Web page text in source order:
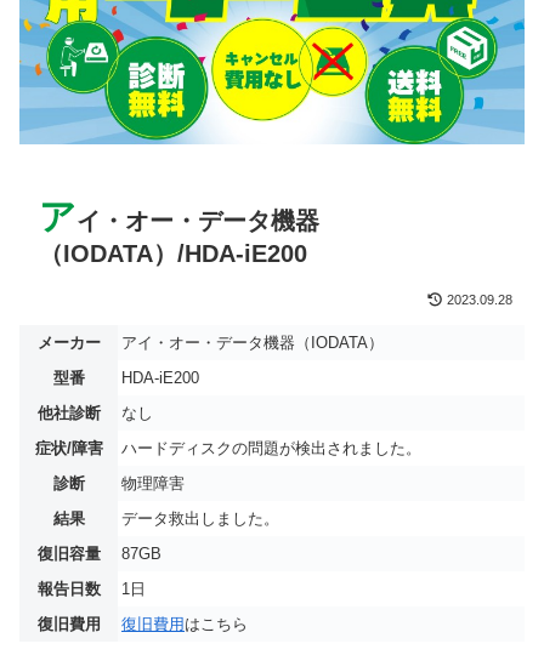
アイ・オー・データ機器
（IODATA）/HDA-iE200
2023.09.28
メーカー
アイ・オー・データ機器（IODATA）
型番
HDA-iE200
他社診断
なし
症状/障害
ハードディスクの問題が検出されました。
診断
物理障害
結果
データ救出しました。
復旧容量
87GB
報告日数
1日
復旧費用
復旧費用 はこちら